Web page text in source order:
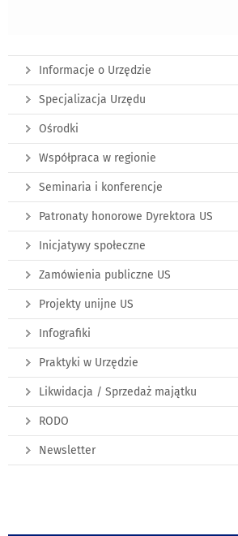
Informacje o Urzędzie
Specjalizacja Urzędu
Ośrodki
Współpraca w regionie
Seminaria i konferencje
Patronaty honorowe Dyrektora US
Inicjatywy społeczne
Zamówienia publiczne US
Projekty unijne US
Infografiki
Praktyki w Urzędzie
Likwidacja / Sprzedaż majątku
RODO
Newsletter